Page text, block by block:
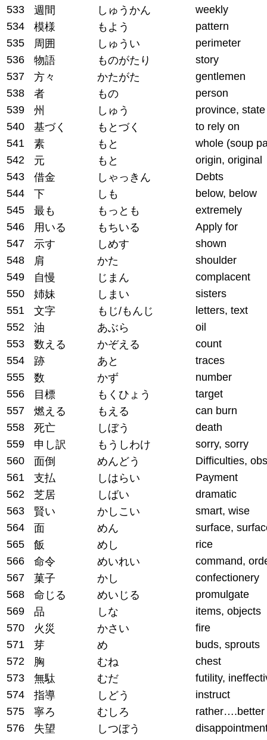
533
週間 しゅうかん
weekly
534
模様 もよう
pattern
535
周囲 しゅうい
perimeter
536
物語 ものがたり
story
537
方々 かたがた
gentlemen
538
者 もの
person
539
州 しゅう
province, state
540
基づく もとづく
to rely on
541
素 もと
whole (soup
542
元 もと
origin, original
543
借金 しゃっきん
Debts
544
下 しも
below, below
545
最も もっとも
extremely
546
用いる もちいる
Apply for
547
示す しめす
shown
548
肩 かた
shoulder
549
自慢 じまん
complacent
550
姉妹 しまい
sisters
551
文字 もじ/もんじ
letters, text
552
油 あぶら
oil
553
数える かぞえる
count
554
跡 あと
traces
555
数 かず
number
556
目標 もくひょう
target
557
燃える もえる
can burn
558
死亡 しぼう
death
559
申し訳 もうしわけ
sorry, sorry
560
面倒 めんどう
Difficulties,
561
支払 しはらい
Payment
562
芝居 しばい
dramatic
563
賢い かしこい
smart, wise
564
面 めん
surface,
565
飯 めし
rice
566
命令 めいれい
command,
567
菓子 かし
confectionery
568
命じる めいじる
promulgate
569
品 しな
items, objects
570
火災 かさい
fire
571
芽 め
buds, sprouts
572
胸 むね
chest
573
無駄 むだ
futility,
574
指導 しどう
instruct
575
寧ろ むしろ
rather….better
576
失望 しつぼう